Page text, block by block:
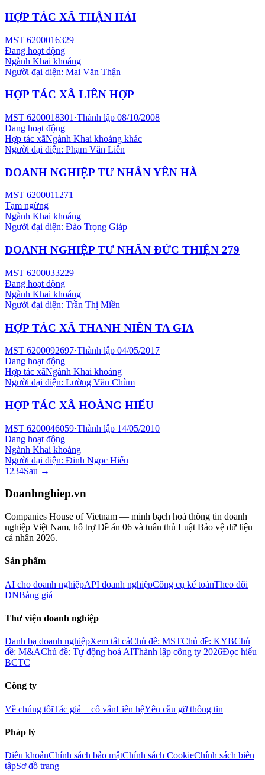
HỢP TÁC XÃ THẬN HẢI
MST 6200016329
Đang hoạt động
Ngành Khai khoáng
Người đại diện: Mai Văn Thận
HỢP TÁC XÃ LIÊN HỢP
MST 6200018301 ·Thành lập 08/10/2008
Đang hoạt động
Hợp tác xãNgành Khai khoáng khác
Người đại diện: Phạm Văn Liên
DOANH NGHIỆP TƯ NHÂN YÊN HÀ
MST 6200011271
Tạm ngừng
Ngành Khai khoáng
Người đại diện: Đào Trọng Giáp
DOANH NGHIỆP TƯ NHÂN ĐỨC THIỆN 279
MST 6200033229
Đang hoạt động
Ngành Khai khoáng
Người đại diện: Trần Thị Miền
HỢP TÁC XÃ THANH NIÊN TA GIA
MST 6200092697·Thành lập 04/05/2017
Đang hoạt động
Hợp tác xãNgành Khai khoáng
Người đại diện: Lường Văn Chùm
HỢP TÁC XÃ HOÀNG HIẾU
MST 6200046059·Thành lập 14/05/2010
Đang hoạt động
Ngành Khai khoáng
Người đại diện: Đinh Ngọc Hiếu
1 234Sau →
Doanhnghiep.vn
Companies House of Vietnam — minh bạch hoá thông tin doanh
nghiệp Việt Nam, hỗ trợ Đề án 06 và tuân thủ Luật Bảo vệ dữ liệu
cá nhân 2026.
Sản phẩm
AI cho doanh nghiệpAPI doanh nghiệpCông cụ kế toánTheo dõi
DNBảng giá
Thư viện doanh nghiệp
Danh bạ doanh nghiệpXem tất cảChủ đề: MSTChủ đề: KYBChủ
đề: M&AChủ đề: Tự động hoá AIThành lập công ty 2026Đọc hiểu
BCTC
Công ty
Về chúng tôiTác giả + cố vấnLiên hệYêu cầu gỡ thông tin
Pháp lý
Điều khoảnChính sách bảo mậtChính sách CookieChính sách biên
tậpSơ đồ trang